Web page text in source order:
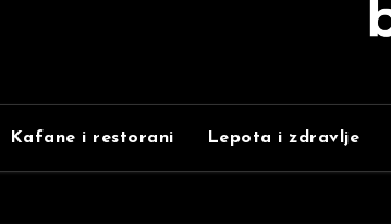
Kafane i restorani Lepota i zdravlje